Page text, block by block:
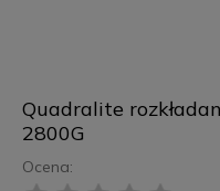
Quadralite
2800G
Ocena: